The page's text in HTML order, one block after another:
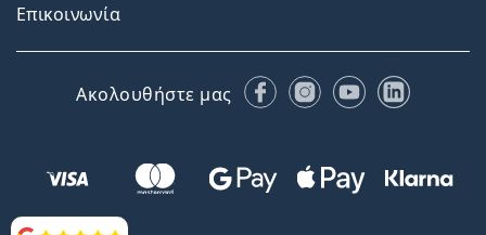
Επικοινωνία
Ακολουθήστε μας FacebookInstagram
YouTubeLinkedIn